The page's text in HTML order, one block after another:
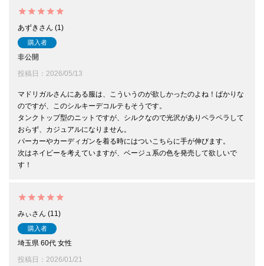
あずき 1
購入者
非公開
投稿日
2026/05/13
マドリガルさんにある服は、こういうのが欲しかったのよね！ばかりな
のですが、このシルキーデコルテもそうです。
タンクトップ型のニットですが、シルクなので光沢がありペラペラして
おらず、カジュアルになりません。
パーカーやカーディガンを着る時にはついこちらに手が伸びます。
次はネイビーを考えていますが、ベージュ系の色を発売して欲しいで
す！
みぃ 11
購入者
埼玉県 60代 女性
投稿日
2026/01/21